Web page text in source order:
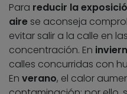
Para reducir la
aire se aconseja
evitar salir a la calle en
concentración. En
calles concurridas con
En verano, el calor